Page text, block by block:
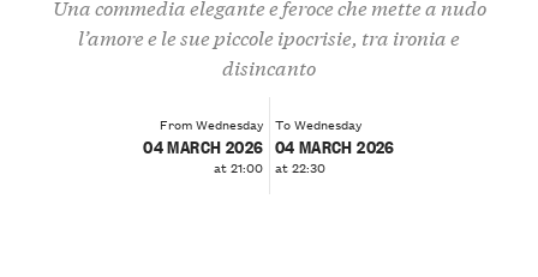
Una commedia elegante e feroce che mette a nudo
l’amore e le sue piccole ipocrisie, tra ironia e
disincanto
From Wednesday
04 MARCH 2026
at 21:00
To Wednesday
04 MARCH 2026
at 22:30